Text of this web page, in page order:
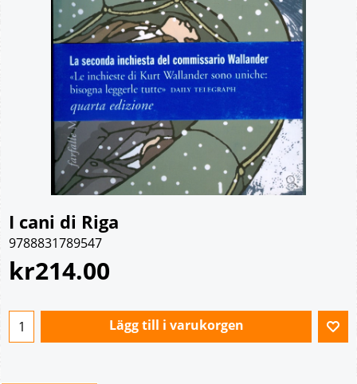
I cani di Riga
9788831789547
kr214.00
Lägg till i varukorgen